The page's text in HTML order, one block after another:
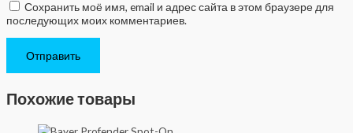
Сохранить моё имя, email и адрес сайта в этом браузере для
последующих моих комментариев.
Похожие товары